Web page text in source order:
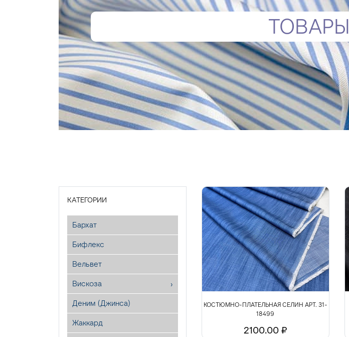
ТОВАРЫ
КАТЕГОРИИ
Бархат
Бифлекс
Вельвет
Вискоза
Деним (Джинса)
Жаккард
КОСТЮМНО-ПЛАТЕЛЬНАЯ СЕЛИН АРТ. 31-
18499
2100.00 ₽